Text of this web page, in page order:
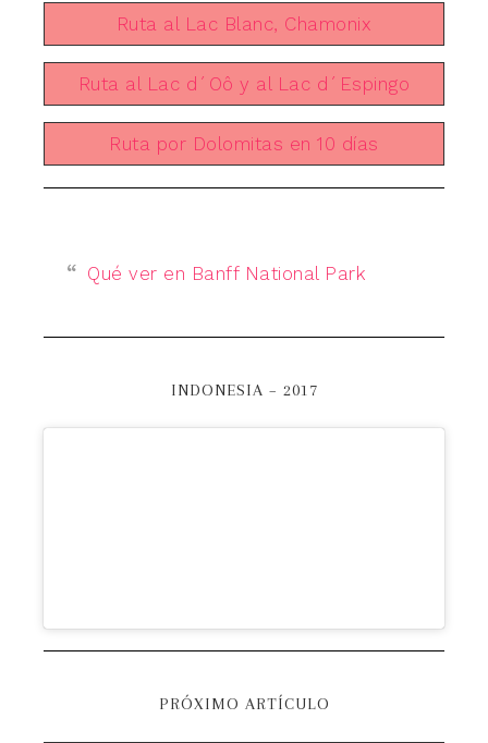
Ruta al Lac Blanc, Chamonix
Ruta al Lac d´Oô y al Lac d´Espingo
Ruta por Dolomitas en 10 días
Qué ver en Banff National Park
INDONESIA – 2017
PRÓXIMO ARTÍCULO